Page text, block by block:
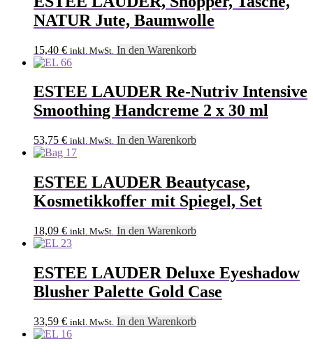
NATUR Jute, Baumwolle
15,40 € inkl. MwSt. In den Warenkorb
ESTEE LAUDER Re-Nutriv Intensive
Smoothing Handcreme 2 x 30 ml
53,75 € inkl. MwSt. In den Warenkorb
ESTEE LAUDER Beautycase,
Kosmetikkoffer mit Spiegel, Set
18,09 € inkl. MwSt. In den Warenkorb
ESTEE LAUDER Deluxe Eyeshadow
Blusher Palette Gold Case
33,59 € inkl. MwSt. In den Warenkorb